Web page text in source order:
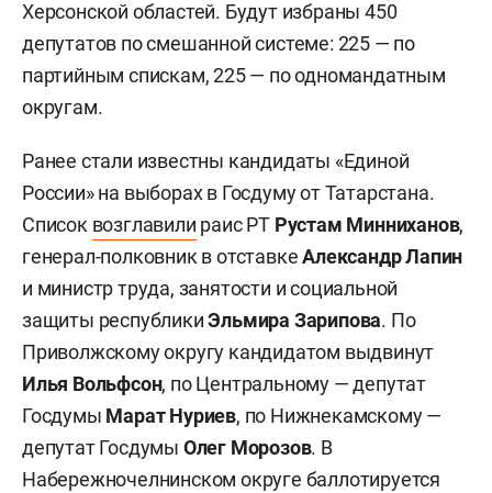
Херсонской областей. Будут избраны 450
депутатов по смешанной системе: 225 — по
партийным спискам, 225 — по одномандатным
округам.
Ранее стали известны кандидаты «Единой
России» на выборах в Госдуму от Татарстана.
Список возглавили раис РТ Рустам Минниханов,
генерал-полковник в отставкеАлександр Лапин
и министр труда, занятости и социальной
защиты республикиЭльмира Зарипова. По
Приволжскому округу кандидатом выдвинут
Илья Вольфсон, по Центральному — депутат
Госдумы Марат Нуриев, по Нижнекамскому —
депутат Госдумы Олег Морозов. В
Набережночелнинском округе баллотируется